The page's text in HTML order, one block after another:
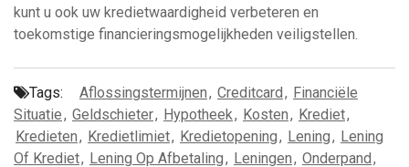
kunt u ook uw kredietwaardigheid verbeteren en
toekomstige financieringsmogelijkheden veiligstellen.
Tags: Aflossingstermijnen, Creditcard, Financiële
Situatie, Geldschieter, Hypotheek, Kosten, Krediet,
Kredieten, Kredietlimiet, Kredietopening, Lening, Lening
Of Krediet, Lening Op Afbetaling, Leningen, Onderpand,